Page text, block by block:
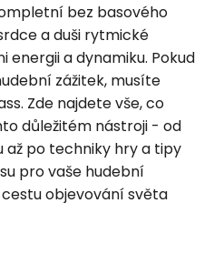
bez basového
a duši rytmické
energii a dynamiku. Pokud
zážitek, musíte
Zde najdete vše, co
důležitém nástroji - od
až po techniky hry a tipy
pro vaše hudební
objevování světa